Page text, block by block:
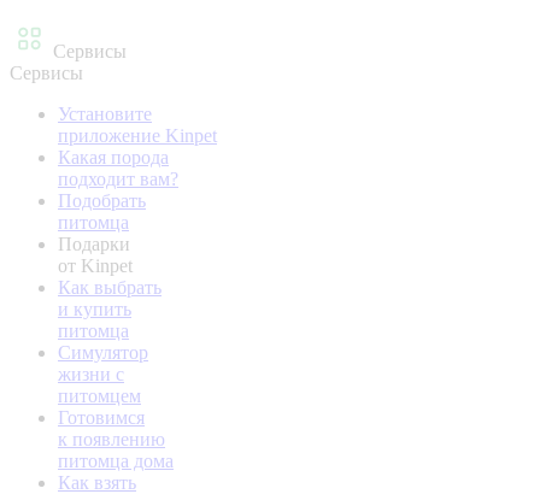
Сервисы
Сервисы
Установите
приложение Kinpet
Какая порода
подходит вам?
Подобрать
питомца
Подарки
от Kinpet
Как выбрать
и купить
питомца
Симулятор
жизни с
питомцем
Готовимся
к появлению
питомца дома
Как взять